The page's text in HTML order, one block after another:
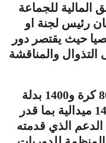
المالية للجماعة
رئيس لجنة او
حيث يقتصر دور
والمناقشة
ورغم ان الوثيقة المالية ضمت 80 كرة و1400 بدلة
رياضية و600 كاس للفائزين و1480 ميدالية بما قدر
فان الدعم الذي قدمته